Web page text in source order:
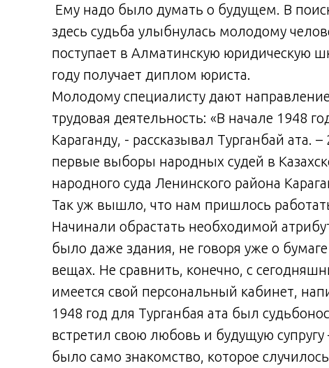
Ему надо было думать о будущем. В
здесь судьба улыбнулась молодому
поступает в Алматинскую юридическую
году получает диплом юриста.
Молодому специалисту дают
трудовая деятельность: «В начале 1948
Караганду, - рассказывал Турганбай ата.
первые выборы народных судей в
народного суда Ленинского района
Так уж вышло, что нам пришлось
Начинали обрастать необходимой
было даже здания, не говоря уже о
вещах. Не сравнить, конечно, с
имеется свой персональный кабинет,
1948 год для Турганбая ата был
встретил свою любовь и будущую
было само знакомство, которое